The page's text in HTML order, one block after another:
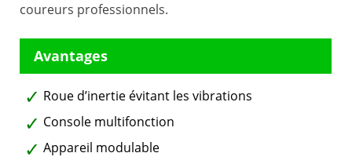
coureurs professionnels.
Roue d’inertie évitant les vibrations
Console multifonction
Appareil modulable